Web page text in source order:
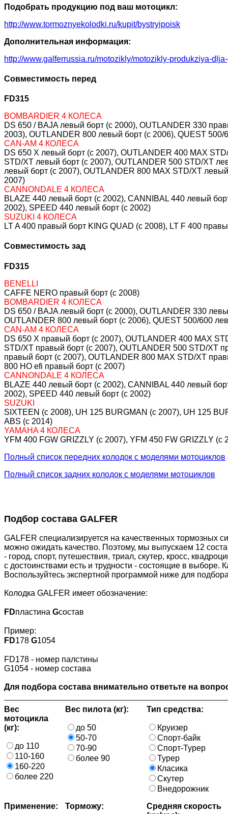
Подобрать продукцию под ваш мотоцикл:
http://www.tormoznyekolodki.ru/kupit/bystryipoisk
Дополнительная информация:
http://www.galferrussia.ru/motozikly/motozikly-produkziya-
Совместимость перед
FD315
BOMBARDIER 4 КОЛЕСА
DS 650 / BAJA левый борт (c 2000), OUTLANDER 330
2003), OUTLANDER 800 левый борт (c 2006), QUEST
CAN-AM 4 КОЛЕСА
DS 650 X левый борт (c 2007), OUTLANDER 400 MAX
STD/XT левый борт (c 2007), OUTLANDER 500 STD/XT
левый борт (c 2007), OUTLANDER 800 MAX STD/XT
2007)
CANNONDALE 4 КОЛЕСА
BLAZE 440 левый борт (c 2002), CANNIBAL 440 левый
2002), SPEED 440 левый борт (c 2002)
SUZUKI 4 КОЛЕСА
LT A 400 правый борт KING QUAD (c 2008), LT F 400
Совместимость зад
FD315
BENELLI
CAFFE NERO правый борт (c 2008)
BOMBARDIER 4 КОЛЕСА
DS 650 / BAJA левый борт (c 2000), OUTLANDER 330
OUTLANDER 800 левый борт (c 2006), QUEST 500/600
CAN-AM 4 КОЛЕСА
DS 650 X правый борт (c 2007), OUTLANDER 400 MAX
STD/XT правый борт (c 2007), OUTLANDER 500 STD/XT
правый борт (c 2007), OUTLANDER 800 MAX STD/XT
800 HO efi правый борт (c 2007)
CANNONDALE 4 КОЛЕСА
BLAZE 440 левый борт (c 2002), CANNIBAL 440 левый
2002), SPEED 440 левый борт (c 2002)
SUZUKI
SIXTEEN (c 2008), UH 125 BURGMAN (c 2007), UH 125
ABS (c 2014)
YAMAHA 4 КОЛЕСА
YFM 400 FGW GRIZZLY (c 2007), YFM 450 FW GRIZZLY
Полный список передних колодок с моделями мотоциклов
Полный список задних колодок с моделями мотоциклов
Подбор состава GALFER
GALFER специализируется на качественных тормозных
можно ожидать качество. Поэтому, мы выпускаем 12
- город, спорт, путешествия, триал, скутер, кросс,
с достоинствами есть и трудности - состоящие в выборе.
Воспользуйтесь экспертной программой ниже для
Колодка GALFER имеет обозначение:
FDпластина Gсостав
Пример:
FD178 G1054
FD178 - номер палстины
G1054 - номер состава
Для подбора состава внимательно ответьте на
Вес
мотоцикла
(кг):
до 110
110-160
160-220
более 220
Вес пилота (кг):
до 50
50-70
70-90
более 90
Тип средства:
Круизер
Спорт-байк
Спорт-Турер
Турер
Класика
Скутер
Внедорожник
Применение:
Торможу:
Средняя скорость